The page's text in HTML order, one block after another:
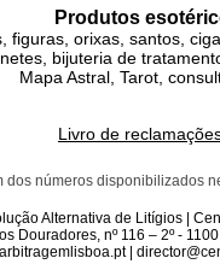
Produtos
figuras, orixas, santos,
bijuteria de
Mapa Astral, Tarot,
Livro de
números disponibilizados
Alternativa de Litígios |
Douradores, nº 116 – 2º -
|